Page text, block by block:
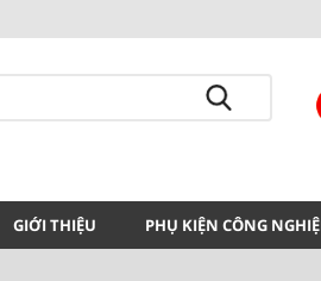
GIỚI THIỆU PHỤ KIỆN CÔNG